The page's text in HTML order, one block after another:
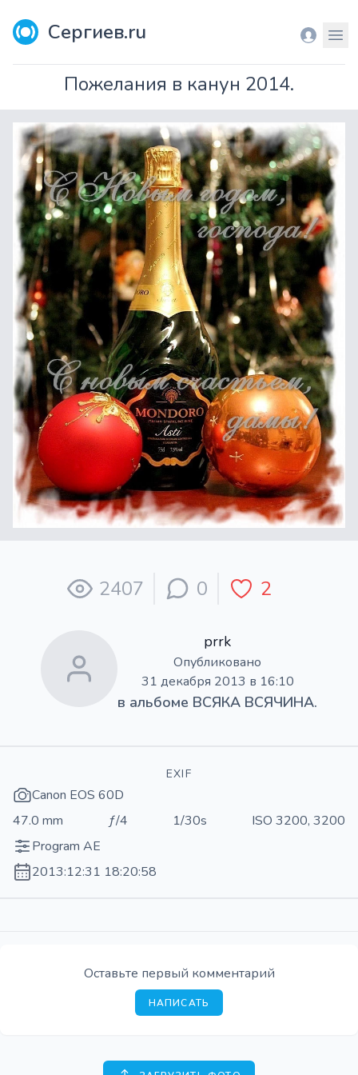
Сергиев.ru Вход
Пожелания в канун 2014.
2407 0 2
prrk
Опубликовано
31 декабря 2013 в 16:10
в альбоме ВСЯКА ВСЯЧИНА.
EXIF
Canon EOS 60D
47.0 mm
ƒ/4 1/30s
ISO 3200, 3200
Program AE
2013:12:31 18:20:58
Оставьте первый комментарий
НАПИСАТЬ